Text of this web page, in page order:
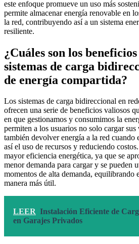
este enfoque promueve un uso más
permite almacenar energía renovable en
la red, contribuyendo así a un sistema
resiliente.
¿Cuáles son los
sistemas de carga
de energía compartida?
Los sistemas de carga bidireccional en
ofrecen una serie de beneficios valiosos
en que gestionamos y consumimos la
permiten a los usuarios no solo cargar
también devolver energía a la red cuando
así el uso de recursos y reduciendo
mayor eficiencia energética, ya que se
menor demanda para cargar y se pueden
momentos de alta demanda, equilibrando
manera más útil.
LEER Instalación Eficiente de
en Garajes Privados